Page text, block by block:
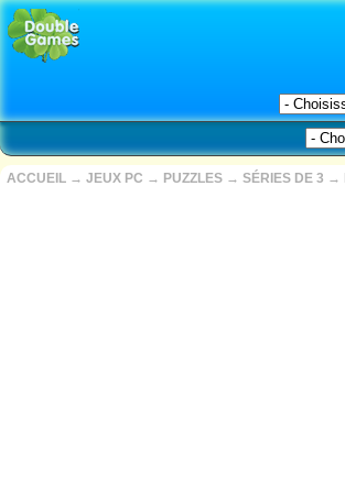
ACCUEIL → JEUX PC → PUZZLES → SÉRIES DE 3 →